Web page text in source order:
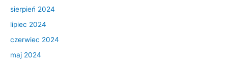
sierpień 2024
lipiec 2024
czerwiec 2024
maj 2024